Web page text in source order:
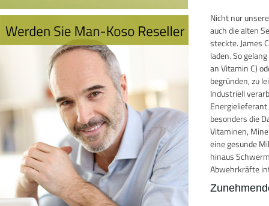
Nicht nur
auch die alten
steckte. James
laden. So
an Vitamin C)
begründen, zu
Industriell
besonders die
Vitaminen,
eine gesunde
hinaus
Abwehrkräfte